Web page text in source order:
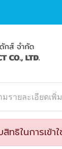
รายละเอียดเพิ่
ธิในการเข้า